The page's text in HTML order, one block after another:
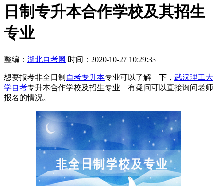
日制专升本合作学校及其招生
专业
整编： 湖北自考网 时间：2020-10-27 10:29:33
想要报考非全日制 自考专升本专业可以了解一下， 武汉理工大
学自考专升本合作学校及招生专业，有疑问可以直接询问老师
报名的情况。